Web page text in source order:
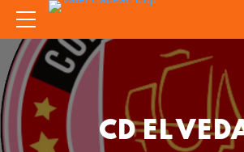
CD EL